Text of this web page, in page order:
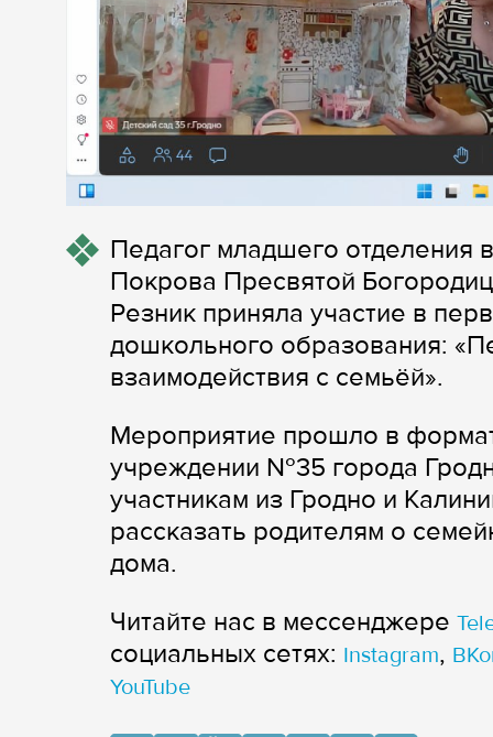
Педагог младшего
Покрова Пресвятой
Резник приняла участие в
дошкольного образования:
взаимодействия с семьёй».
Мероприятие прошло в
учреждении №35 города
участникам из Гродно и
рассказать родителям о
дома.
Читайте нас в мессенджере
cоциальных сетях: Instagram,
YouTube